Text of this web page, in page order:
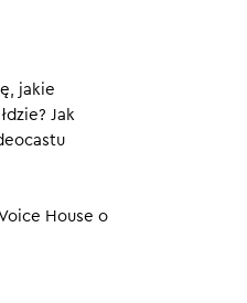
i
licząc na
jakie
Jak
House o